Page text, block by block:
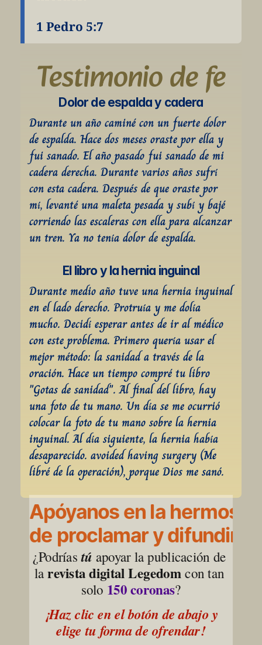
1 Pedro 5:7
Testimonio de fe
Dolor de espalda y cadera
Durante un año caminé con un fuerte dolor
de espalda. Hace dos meses oraste por ella y
fui sanado. El año pasado fui sanado de mi
cadera derecha. Durante varios años sufrí
con esta cadera. Después de que oraste por
mí, levanté una maleta pesada y subí y bajé
corriendo las escaleras con ella para alcanzar
un tren. Ya no tenía dolor de espalda.
El libro y la hernia inguinal
Durante medio año tuve una hernia inguinal
en el lado derecho. Protruía y me dolía
mucho. Decidí esperar antes de ir al médico
con este problema. Primero quería usar el
mejor método: la sanidad a través de la
oración. Hace un tiempo compré tu libro
"Gotas de sanidad". Al final del libro, hay
una foto de tu mano. Un día se me ocurrió
colocar la foto de tu mano sobre la hernia
inguinal. Al día siguiente, la hernia había
desaparecido. avoided having surgery (Me
libré de la operación), porque Dios me sanó.
Apóyanos en la hermosa
de proclamar y difundir la
¿Podrías tú apoyar la publicación de
la revista digital Legedom con tan
solo 150 coronas?
¡Haz clic en el botón de abajo y
elige tu forma de ofrendar!